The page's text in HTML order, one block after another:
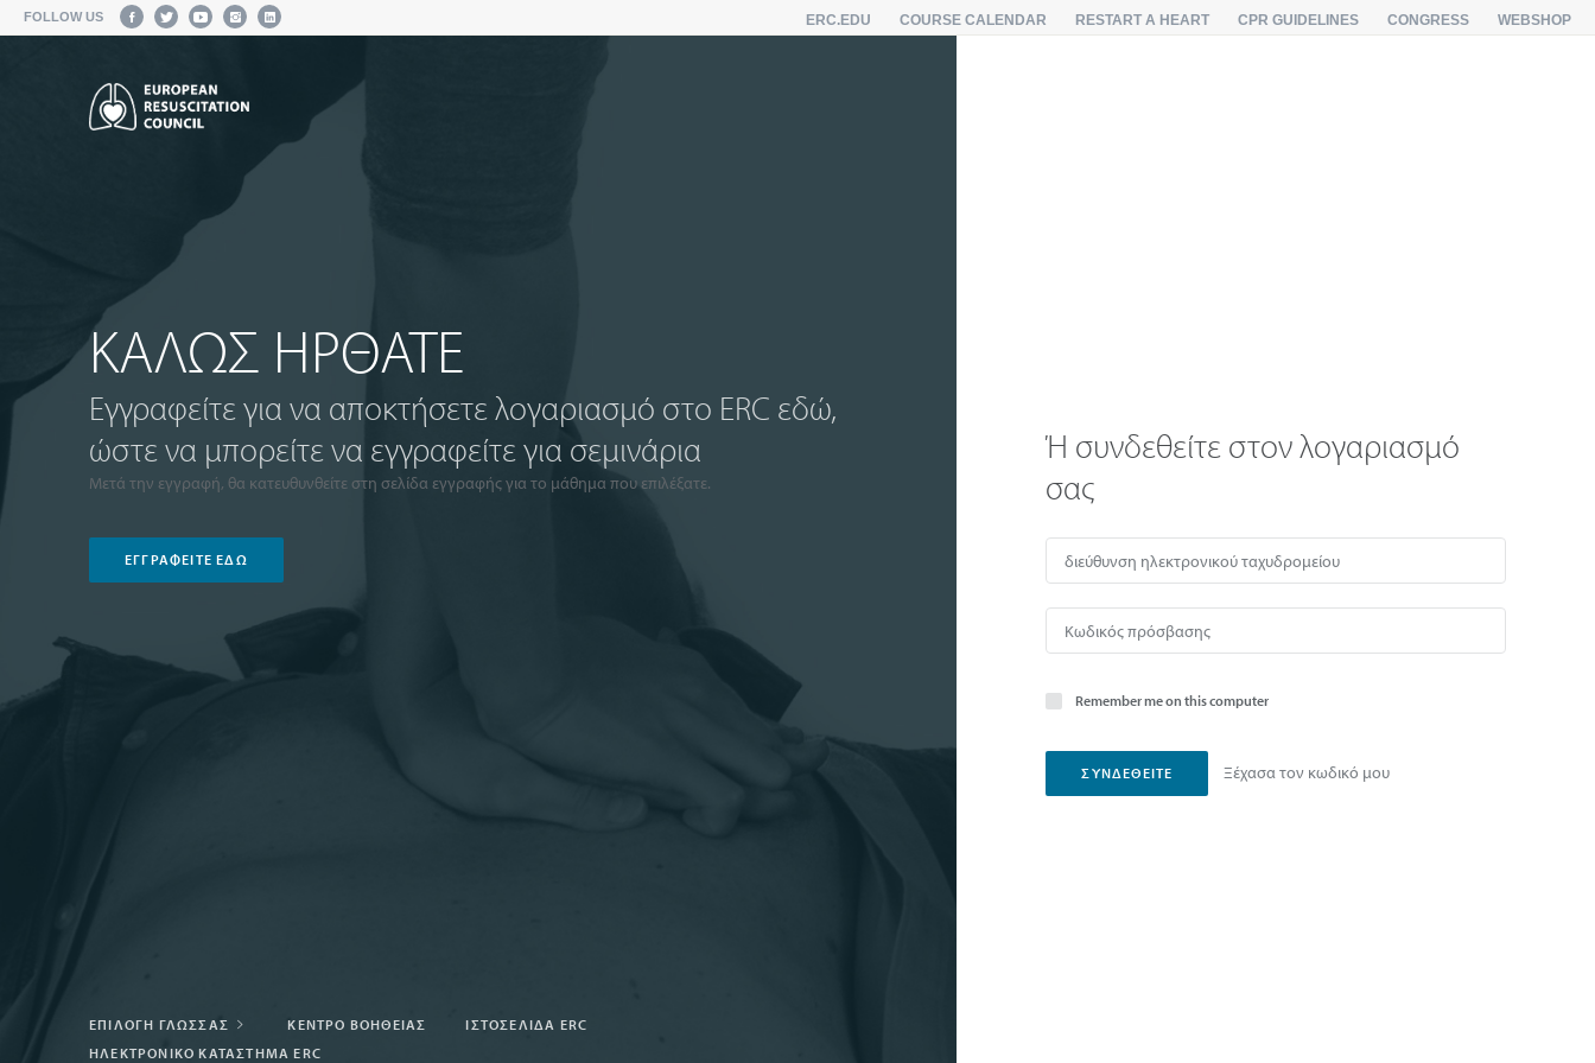
FOLLOW US ERC.EDU COURSE CALENDAR RESTART A HEART CPR GUIDELINES CONGRESS WEBSHOP
ΚΑΛΩΣ ΗΡΘΑΤΕ
Εγγραφείτε για να αποκτήσετε λογαριασμό στο ERC εδώ,
ώστε να μπορείτε να εγγραφείτε για σεμινάρια
Μετά την εγγραφή, θα κατευθυνθείτε στη σελίδα εγγραφής για το μάθημα που επιλέξατε.
ΕΓΓΡΑΦΕΊΤΕ ΕΔΏ
ΕΠΙΛΟΓΉ ΓΛΏΣΣΑΣ ΚΈΝΤΡΟ ΒΟΗΘΕΊΑΣ
ΙΣΤΟΣΕΛΊΔΑ ERC
ΗΛΕΚΤΡΟΝΙΚΌ ΚΑΤΆΣΤΗΜΑ ERC
Ή συνδεθείτε στον λογαριασμό
σας
Remember me on this computer
Ξέχασα τον κωδικό μου